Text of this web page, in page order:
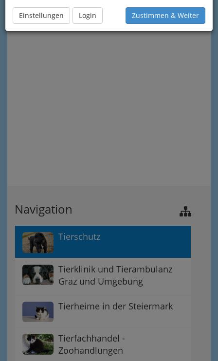
Einstellungen Login Zustimmen & Weiter
Navigation
Tierschutz
Tierklinik und Tierambulanz
Graz und Umgebung
Tierheime in der Steiermark
Tierfachhandel -
Zoohandlungen